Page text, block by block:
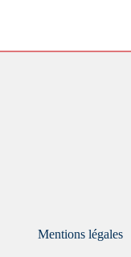
Mentions légales